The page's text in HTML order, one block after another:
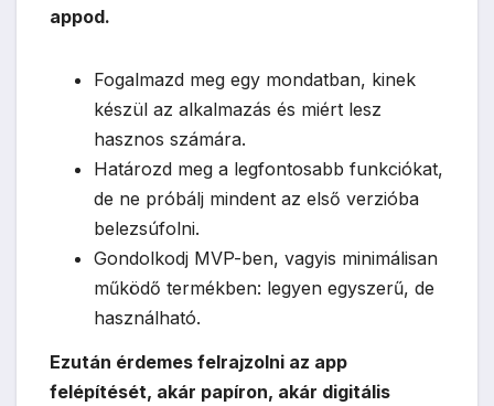
appod.
Fogalmazd meg egy mondatban, kinek
készül az alkalmazás és miért lesz
hasznos számára.
Határozd meg a legfontosabb funkciókat,
de ne próbálj mindent az első verzióba
belezsúfolni.
Gondolkodj MVP-ben, vagyis minimálisan
működő termékben: legyen egyszerű, de
használható.
Ezután érdemes felrajzolni az app
felépítését, akár papíron, akár digitális